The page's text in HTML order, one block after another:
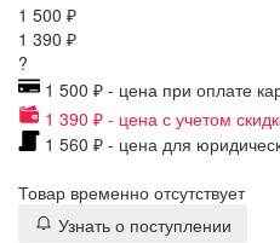
1 500 ₽
1 390 ₽
?
1 500 ₽ - цена при оплате
1 390 ₽ - цена с учетом
1 560 ₽ - цена для
Товар временно отсутствует
Узнать о поступлении